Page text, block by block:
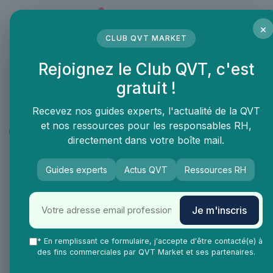
Portrait et interview
Interview de Pauline Besson :
Comment concilier innovation,
QVCT et performance ?
Pauline, pourriez-vous nous expliquer
comment la gestion de l'innovation et la
×
CLUB QVT MARKET
Rejoignez le Club QVT, c'est
gratuit !
Recevez nos guides experts, l'actualité de la QVT
et nos ressources pour les responsables RH,
directement dans votre boîte mail.
Guides experts Actus QVT Ressources RH
Je m'inscris
* En remplissant ce formulaire, j'accepte d'être contacté(e) à
des fins commerciales par QVT Market et ses partenaires.
Panneau de gestion des cookies